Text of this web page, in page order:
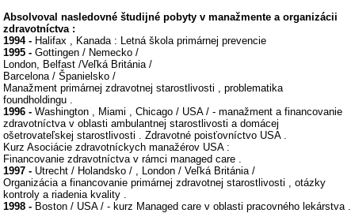
Absolvoval nasledovné študijné pobyty v manažmente a organizácii
zdravotníctva :
1994 - Halifax , Kanada : Letná škola primárnej prevencie
1995 - Gottingen / Nemecko /
London, Belfast /Veľká Británia /
Barcelona / Španielsko /
Manažment primárnej zdravotnej starostlivosti , problematika
foundholdingu .
1996 - Washington , Miami , Chicago / USA / - manažment a financovanie
zdravotníctva v oblasti ambulantnej starostlivosti a domácej
ošetrovateľskej starostlivosti . Zdravotné poisťovníctvo USA .
Kurz Asociácie zdravotníckych manažérov USA :
Financovanie zdravotníctva v rámci managed care .
1997 - Utrecht / Holandsko / , London / Veľká Británia /
Organizácia a financovanie primárnej zdravotnej starostlivosti , otázky
kontroly a riadenia kvality .
1998 - Boston / USA / - kurz Managed care v oblasti pracovného lekárstva .